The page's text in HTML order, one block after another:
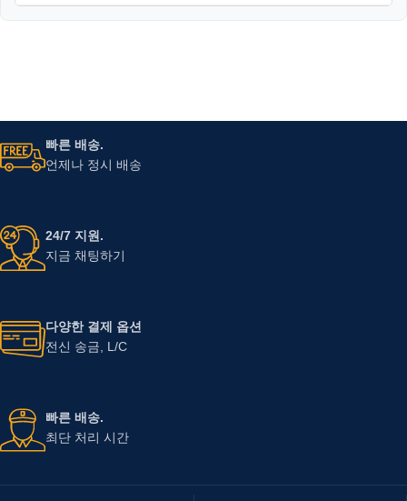
빠른 배송.
언제나 정시 배송
24/7 지원.
지금 채팅하기
다양한 결제 옵션
전신 송금, L/C
빠른 배송.
최단 처리 시간